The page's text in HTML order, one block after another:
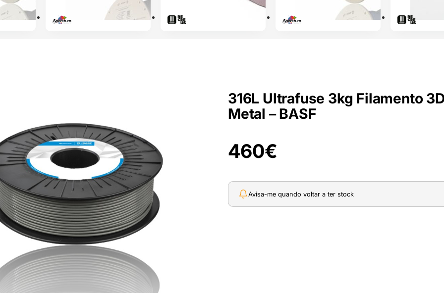
316L Ultrafuse 3kg Filamento
Metal – BASF
460€
Avisa-me quando voltar a ter stock